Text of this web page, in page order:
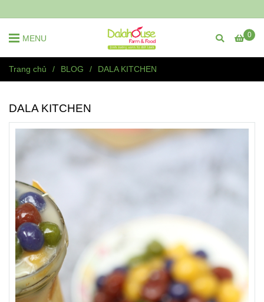
0
MENU
Trang chủ / BLOG / DALA KITCHEN
DALA KITCHEN